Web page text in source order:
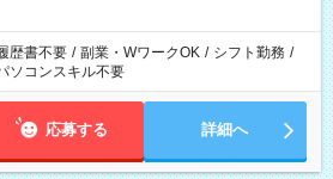
歴書不要 / 副業・WワークOK / シフト勤務 /
ソコンスキル不要
応募する 詳細へ